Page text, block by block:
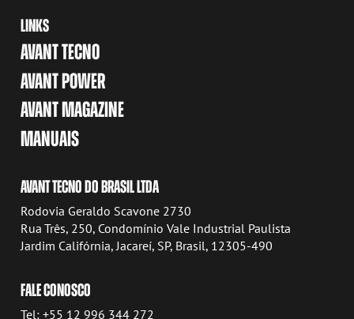
LINKS
AVANT TECNO
AVANT POWER
AVANT MAGAZINE
MANUAIS
AVANT TECNO DO BRASIL LTDA
Rodovia Geraldo Scavone 2730
Rua Três, 250, Condomínio Vale Industrial Paulista
Jardim Califórnia, Jacareí, SP, Brasil, 12305-490
FALE CONOSCO
Tel: +55 12 996 344 272